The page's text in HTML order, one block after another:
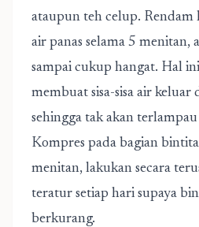
ataupun teh celup. Rendam
air panas selama 5 menitan,
sampai cukup hangat. Hal
membuat sisa-sisa air keluar
sehingga tak akan
Kompres pada bagian
menitan, lakukan secara
teratur setiap hari supaya
berkurang.